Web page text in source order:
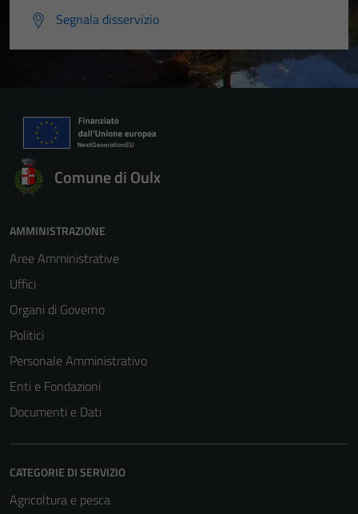
Segnala disservizio
Comune di Oulx
AMMINISTRAZIONE
Aree Amministrative
Uffici
Organi di Governo
Politici
Personale Amministrativo
Enti e Fondazioni
Documenti e Dati
CATEGORIE DI SERVIZIO
Agricoltura e pesca